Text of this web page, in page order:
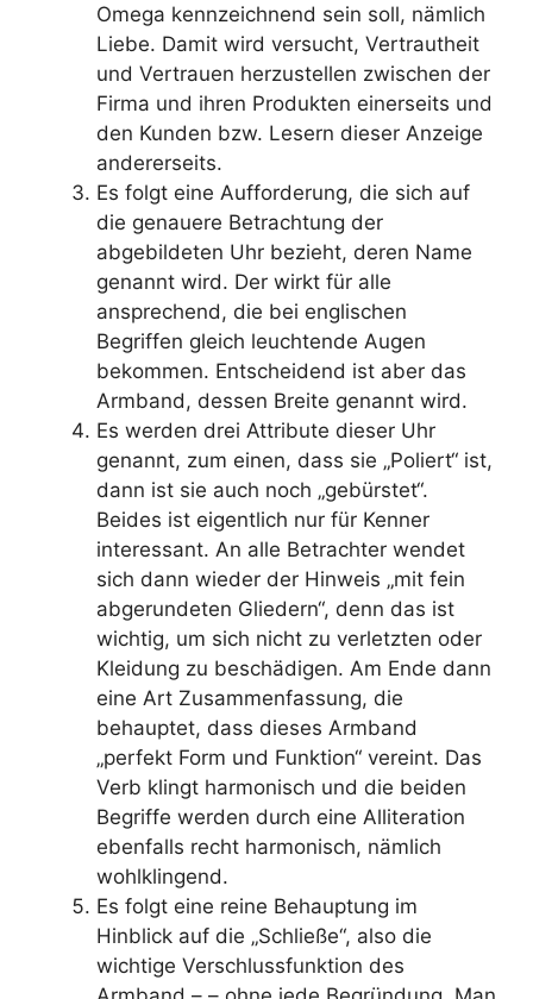
Omega kennzeichnend sein soll, nämlich
Liebe. Damit wird versucht, Vertrautheit
und Vertrauen herzustellen zwischen der
Firma und ihren Produkten einerseits und
den Kunden bzw. Lesern dieser Anzeige
andererseits.
Es folgt eine Aufforderung, die sich auf
die genauere Betrachtung der
abgebildeten Uhr bezieht, deren Name
genannt wird. Der wirkt für alle
ansprechend, die bei englischen
Begriffen gleich leuchtende Augen
bekommen. Entscheidend ist aber das
Armband, dessen Breite genannt wird.
Es werden drei Attribute dieser Uhr
genannt, zum einen, dass sie „Poliert“ ist,
dann ist sie auch noch „gebürstet“.
Beides ist eigentlich nur für Kenner
interessant. An alle Betrachter wendet
sich dann wieder der Hinweis „mit fein
abgerundeten Gliedern“, denn das ist
wichtig, um sich nicht zu verletzten oder
Kleidung zu beschädigen. Am Ende dann
eine Art Zusammenfassung, die
behauptet, dass dieses Armband
„perfekt Form und Funktion“ vereint. Das
Verb klingt harmonisch und die beiden
Begriffe werden durch eine Alliteration
ebenfalls recht harmonisch, nämlich
wohlklingend.
Es folgt eine reine Behauptung im
Hinblick auf die „Schließe“, also die
wichtige Verschlussfunktion des